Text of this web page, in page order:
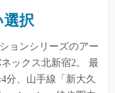
選択
ョンシリーズのアー
ックス北新宿2。 最
分、山手線「新大久